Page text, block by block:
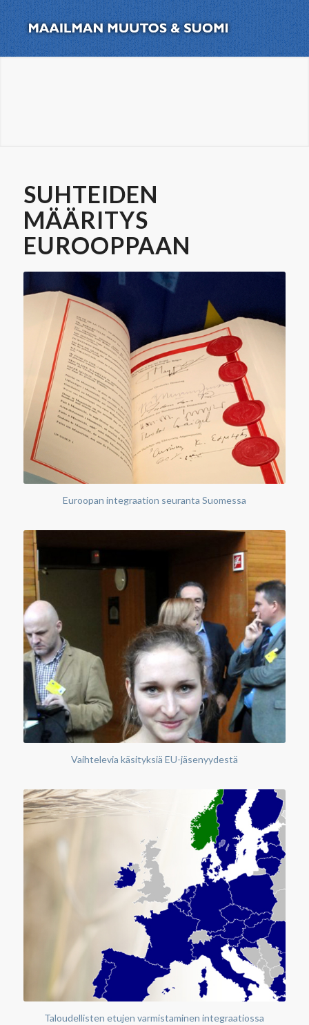
SUHTEIDEN
MÄÄRITYS
EUROOPPAAN
Euroopan integraation seuranta Suomessa
Vaihtelevia käsityksiä EU-jäsenyydestä
Taloudellisten etujen varmistaminen integraatiossa